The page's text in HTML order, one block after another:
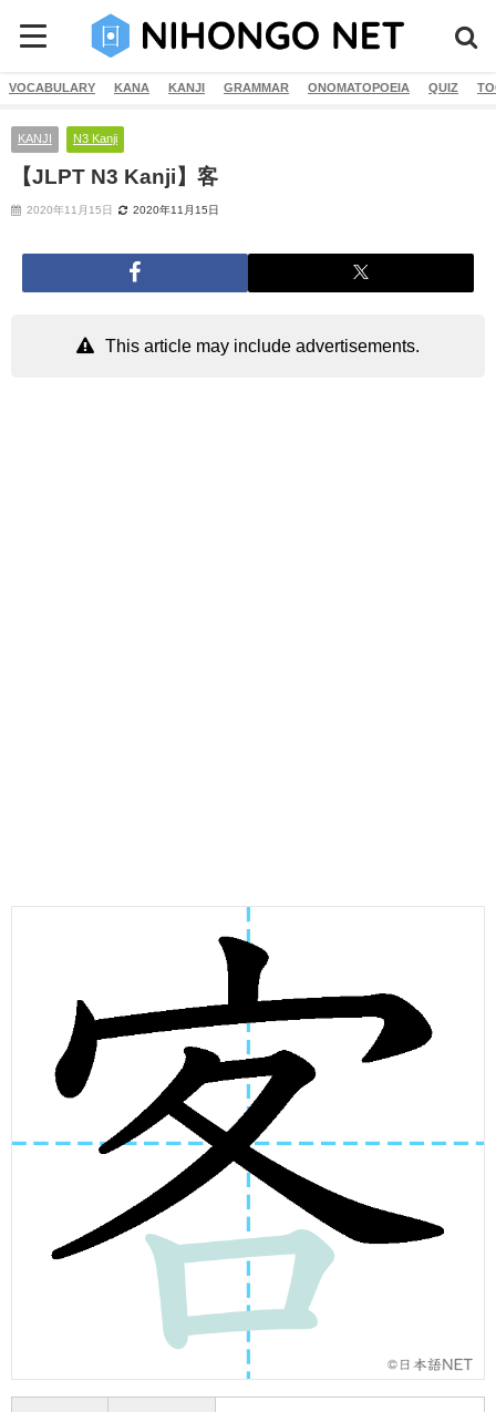
VOCABULARY KANA KANJI GRAMMAR ONOMATOPOEIA QUIZ
KANJI N3 Kanji
【JLPT N3 Kanji】客
2020年11月15日 2020年11月15日
This article may include advertisements.